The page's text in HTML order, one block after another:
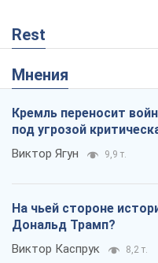
Rest
Мнения
Кремль переносит
под угрозой
Виктор Ягун 9,9 т.
На чьей стороне
Дональд Трамп?
Виктор Каспрук 8,2 т.